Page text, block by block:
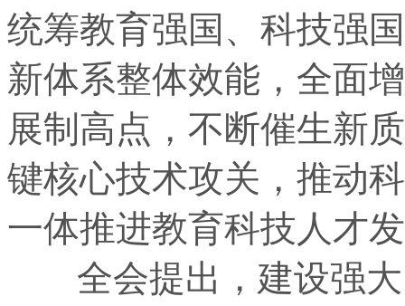
统筹教育强国、科技强
新体系整体效能，全面
展制高点，不断催生新
键核心技术攻关，推动
一体推进教育科技人才
全会提出，建设强大